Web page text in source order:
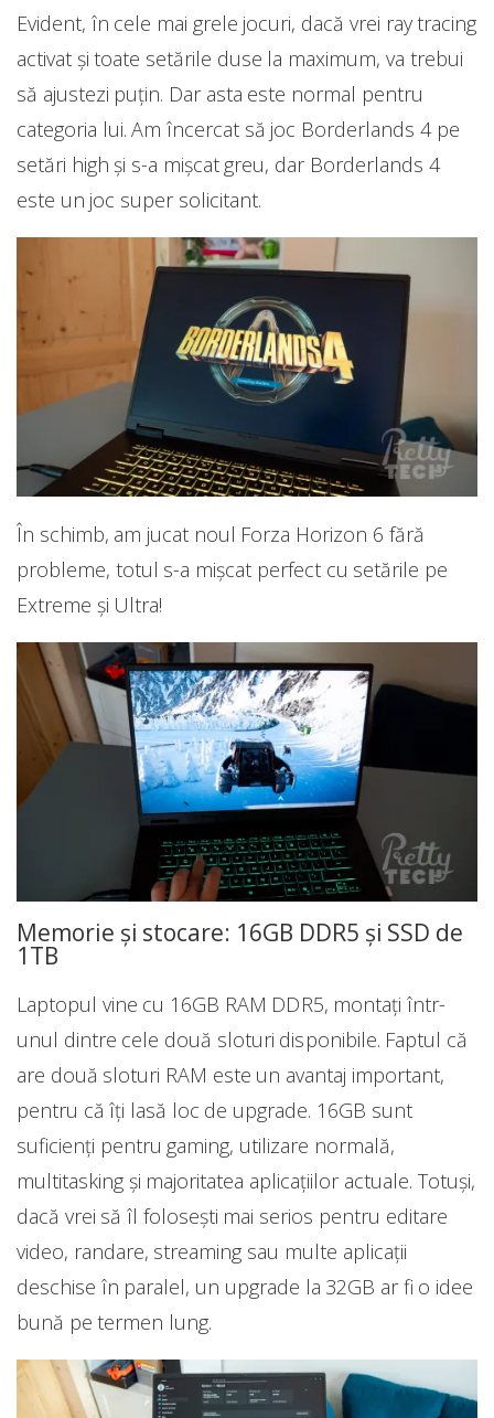
Evident, în cele mai grele jocuri, dacă vrei ray tracing
activat și toate setările duse la maximum, va trebui
să ajustezi puțin. Dar asta este normal pentru
categoria lui. Am încercat să joc Borderlands 4 pe
setări high și s-a mișcat greu, dar Borderlands 4
este un joc super solicitant.
În schimb, am jucat noul Forza Horizon 6 fără
probleme, totul s-a mișcat perfect cu setările pe
Extreme și Ultra!
Memorie și stocare: 16GB DDR5 și SSD de
1TB
Laptopul vine cu 16GB RAM DDR5, montați într-
unul dintre cele două sloturi disponibile. Faptul că
are două sloturi RAM este un avantaj important,
pentru că îți lasă loc de upgrade. 16GB sunt
suficienți pentru gaming, utilizare normală,
multitasking și majoritatea aplicațiilor actuale. Totuși,
dacă vrei să îl folosești mai serios pentru editare
video, randare, streaming sau multe aplicații
deschise în paralel, un upgrade la 32GB ar fi o idee
bună pe termen lung.